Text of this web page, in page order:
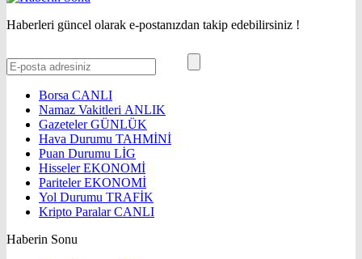
Haberleri güncel olarak e-postanızdan takip edebilirsiniz !
Borsa CANLI
Namaz Vakitleri ANLIK
GazetelerGÜNLÜK
Hava Durumu TAHMİNİ
Puan Durumu LİG
HisselerEKONOMİ
ParitelerEKONOMİ
Yol Durumu TRAFİK
Kripto ParalarCANLI
Haberin Sonu